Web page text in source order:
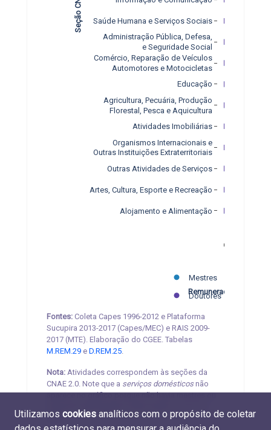
Alojamento e Alimentação
Artes, Cultura, Esporte e Recreação
Outras Atividades de Serviços
Organismos Internacionais e
Outras Instituições Extraterritoriais
Atividades Imobiliárias
Agricultura, Pecuária, Produção
Florestal, Pesca e Aquicultura
Educação
Comércio, Reparação de Veículos
Automotores e Motocicletas
Administração Pública, Defesa,
e Seguridade Social
Saúde Humana e Serviços Sociais
Mestres
Doutores
Remuneração média
Seção CNAE
Fontes: Coleta Capes 1996-2012 e Plataforma
Sucupira 2013-2017 (Capes/MEC) e RAIS 2009-
2017 (MTE). Elaboração do CGEE. Tabelas
M.REM.29 e D.REM.25.
Nota: Atividades correspondem às seções da
CNAE 2.0. Note que a serviços domésticosnão
aparece no gráfico porque não havia mestres ou
2017.
Utilizamos cookies analíticos com o propósito de coletar